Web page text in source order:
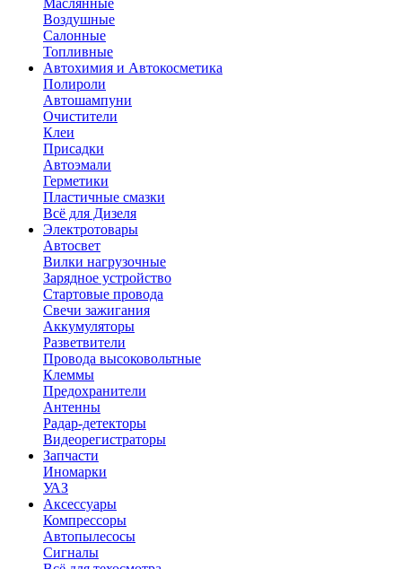
Маслянные
Воздушные
Салонные
Топливные
Автохимия и Автокосметика
Полироли
Автошампуни
Очистители
Клеи
Присадки
Автоэмали
Герметики
Пластичные смазки
Всё для Дизеля
Электротовары
Автосвет
Вилки нагрузочные
Зарядное устройство
Стартовые провода
Свечи зажигания
Аккумуляторы
Разветвители
Провода высоковольтные
Клеммы
Предохранители
Антенны
Радар-детекторы
Видеорегистраторы
Запчасти
Иномарки
УАЗ
Аксесcуары
Компрессоры
Автопылесосы
Сигналы